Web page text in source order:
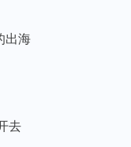
出海
去